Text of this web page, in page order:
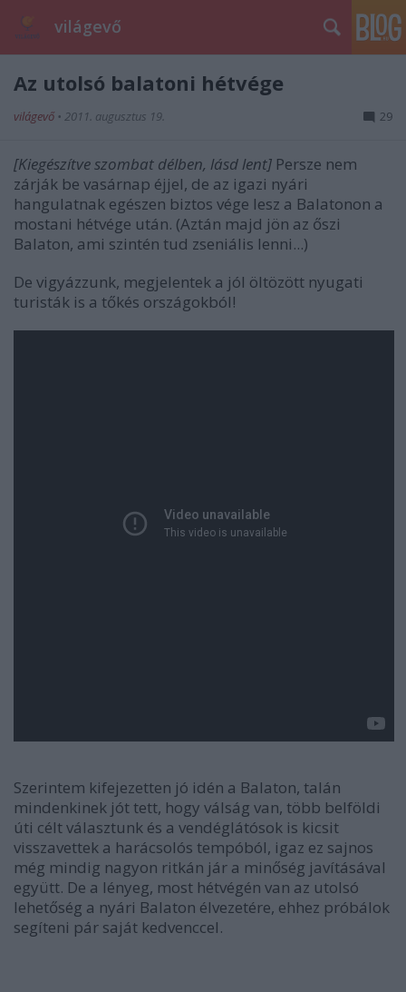
világevő
Az utolsó balatoni hétvége
világevő • 2011. augusztus 19. 29
[Kiegészítve szombat délben, lásd lent] Persze nem
zárják be vasárnap éjjel, de az igazi nyári
hangulatnak egészen biztos vége lesz a Balatonon a
mostani hétvége után. (Aztán majd jön az őszi
Balaton, ami szintén tud zseniális lenni...)
De vigyázzunk, megjelentek a jól öltözött nyugati
turisták is a tőkés országokból!
Szerintem kifejezetten jó idén a Balaton, talán
mindenkinek jót tett, hogy válság van, több belföldi
úti célt választunk és a vendéglátósok is kicsit
visszavettek a harácsolós tempóból, igaz ez sajnos
még mindig nagyon ritkán jár a minőség javításával
együtt. De a lényeg, most hétvégén van az utolsó
lehetőség a nyári Balaton élvezetére, ehhez próbálok
segíteni pár saját kedvenccel.